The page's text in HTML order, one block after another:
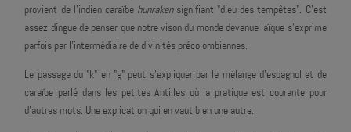
provient de l'indien caraïbe hunrakensignifiant "dieu des tempêtes". C'est
assez dingue de penser que notre vison du monde devenue laïque s'exprime
parfois par l'intermédiaire de divinités précolombiennes.
Le passage du "k" en "g" peut s'expliquer par le mélange d'espagnol et de
caraïbe parlé dans les petites Antilles où la pratique est courante pour
d'autres mots. Une explication qui en vaut bien une autre.